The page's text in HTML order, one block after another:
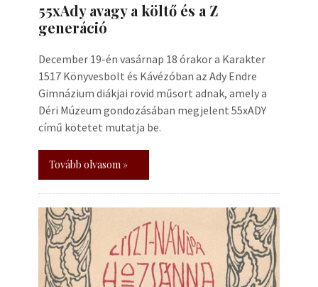
55xAdy avagy a költő és a Z
generáció
December 19-én vasárnap 18 órakor a Karakter
1517 Könyvesbolt és Kávézóban az Ady Endre
Gimnázium diákjai rövid műsort adnak, amely a
Déri Múzeum gondozásában megjelent 55xADY
című kötetet mutatja be.
Tovább olvasom »